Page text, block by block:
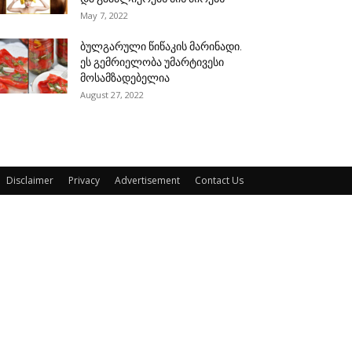
May 7, 2022
ბულგარული წიწაკის მარინადი.
ეს გემრიელობა უმარტივესი
მოსამზადებელია
August 27, 2022
Disclaimer Privacy Advertisement Contact Us